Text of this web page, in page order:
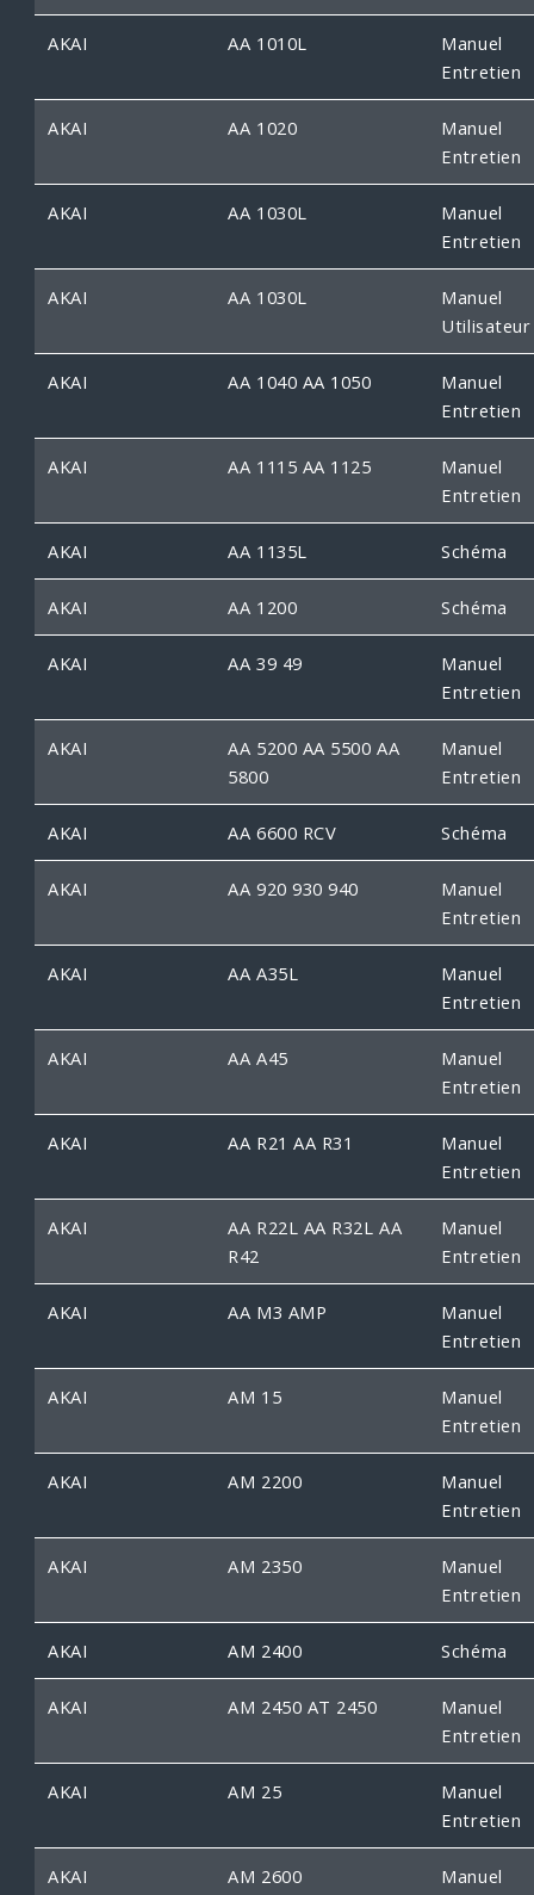
AKAI AA 1010L
Manuel
Entretien
AKAI AA 1020
Manuel
Entretien
AKAI AA 1030L
Manuel
Entretien
AKAI AA 1030L
Manuel
Utilisateur
AKAI AA 1040 AA 1050
Manuel
Entretien
AKAI AA 1115 AA 1125
Manuel
Entretien
AKAI AA 1135L Schéma
AKAI AA 1200 Schéma
AKAI AA 39 49
Manuel
Entretien
AKAI
AA 5200 AA 5500 AA
5800
Manuel
Entretien
AKAI AA 6600 RCV Schéma
AKAI AA 920 930 940
Manuel
Entretien
AKAI AA A35L
Manuel
Entretien
AKAI AA A45
Manuel
Entretien
AKAI AA R21 AA R31
Manuel
Entretien
AKAI
AA R22L AA R32L AA
R42
Manuel
Entretien
AKAI AA M3 AMP
Manuel
Entretien
AKAI AM 15
Manuel
Entretien
AKAI AM 2200
Manuel
Entretien
AKAI AM 2350
Manuel
Entretien
AKAI AM 2400 Schéma
AKAI AM 2450 AT 2450
Manuel
Entretien
AKAI AM 25
Manuel
Entretien
AKAI AM 2600
Manuel